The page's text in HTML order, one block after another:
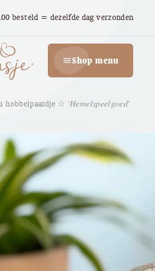
besteld = dezelfde dag verzonden
menuShop menu
hobbelpaardje ☆ ‘𝐻𝑒𝑚𝑒𝑙𝑠𝑝𝑒𝑒𝑙𝑔𝑜𝑒𝑑’